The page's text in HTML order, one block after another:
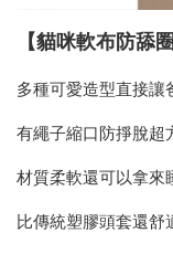
【貓咪軟布防舔圈
多種可愛造型直接讓
有繩子縮口防掙脫超
材質柔軟還可以拿
比傳統塑膠頭套還舒